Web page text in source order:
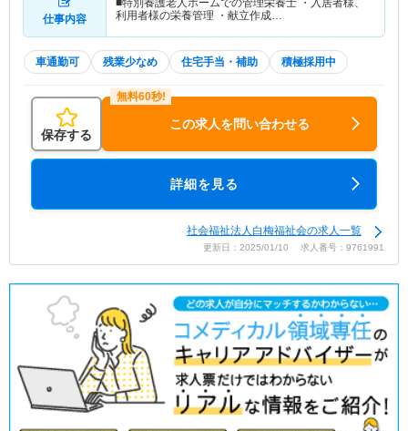
仕事内容
■特別養護老人ホームでの管理栄養士 ・入居者様、
利用者様の栄養管理 ・献立作成…
車通勤可 残業少なめ 住宅手当・補助 積極採用中
保存する
この求人を問い合わせる
詳細を見る
社会福祉法人白梅福祉会の求人一覧
更新日：2025/01/10 求人番号：9761991